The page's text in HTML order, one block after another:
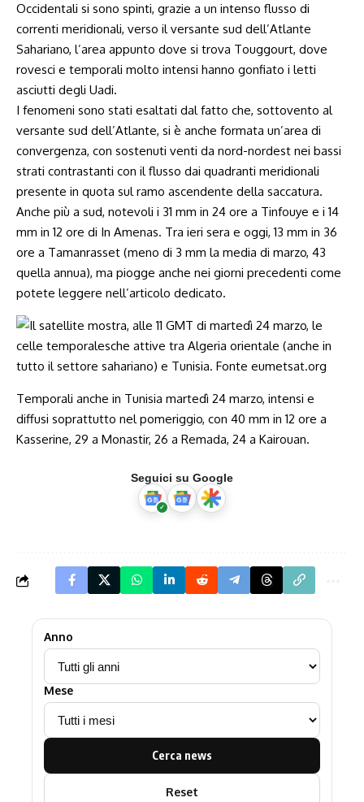
Occidentali si sono spinti, grazie a un intenso flusso di
correnti meridionali, verso il versante sud dell’Atlante
Sahariano, l’area appunto dove si trova Touggourt, dove
rovesci e temporali molto intensi hanno gonfiato i letti
asciutti degli Uadi.
I fenomeni sono stati esaltati dal fatto che, sottovento al
versante sud dell’Atlante, si è anche formata un’area di
convergenza, con sostenuti venti da nord-nordest nei bassi
strati contrastanti con il flusso dai quadranti meridionali
presente in quota sul ramo ascendente della saccatura.
Anche più a sud, notevoli i 31 mm in 24 ore a Tinfouye e i 14
mm in 12 ore di In Amenas. Tra ieri sera e oggi, 13 mm in 36
ore a Tamanrasset (meno di 3 mm la media di marzo, 43
quella annua), ma piogge anche nei giorni precedenti come
potete leggere nell’articolo dedicato.
Temporali anche in Tunisia martedì 24 marzo, intensi e
diffusi soprattutto nel pomeriggio, con 40 mm in 12 ore a
Kasserine, 29 a Monastir, 26 a Remada, 24 a Kairouan.
Seguici su Google
Anno
Mese
Cerca news
Reset